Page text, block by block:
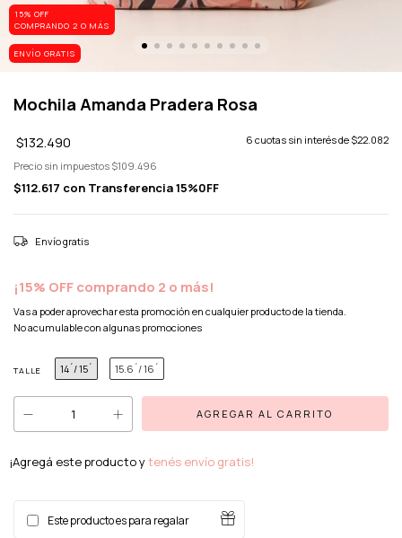
15% OFF
COMPRANDO 2 O MÁS
ENVÍO GRATIS
Mochila Amanda Pradera Rosa
$132.490 6 cuotas sin interés de $22.082
Precio sin impuestos $109.496
$112.617 con Transferencia 15%0FF
Envío gratis
¡15% OFF comprando 2 o más!
Vas a poder aprovechar esta promoción en cualquier producto de la tienda.
No acumulable con algunas promociones
TALLE 14´/ 15´ 15.6´/ 16´
¡Agregá este producto ytenés envío gratis!
Este producto es para regalar